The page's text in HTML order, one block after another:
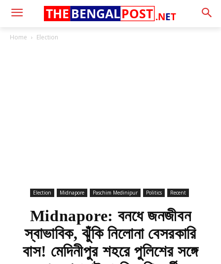
.NET
THE BENGALPOST
Home Election
Election Midnapore Paschim Medinipur Politics Recent
Midnapore: বনধে জনজীবন
স্বাভাবিক, ঝুঁকি নিলোনা বেসরকারি
বাস! মেদিনীপুর শহরে পুলিশের সঙ্গে